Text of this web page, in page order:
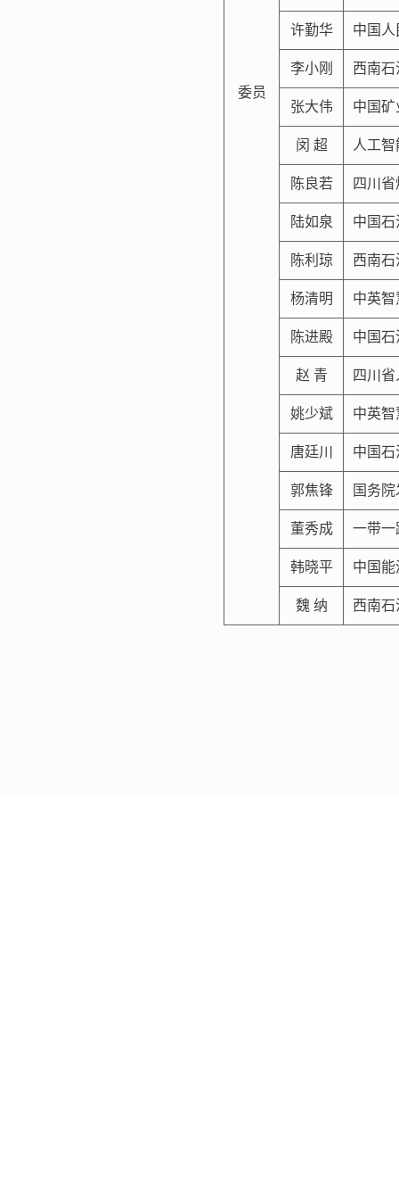
委员
许勤华 中国
李小刚 西南
张大伟 中国
闵 超 人工
陈良若 四川
陆如泉 中国
陈利琼 西南
杨清明 中英
陈进殿 中国
赵 青 四川
姚少斌 中英
唐廷川 中国
郭焦锋 国务
董秀成 一带一
韩晓平 中国
魏 纳 西南